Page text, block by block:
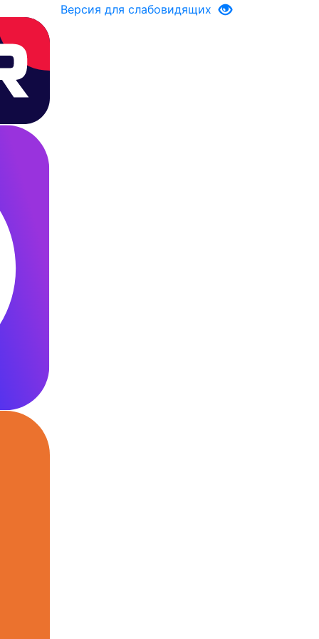
Версия для слабовидящих